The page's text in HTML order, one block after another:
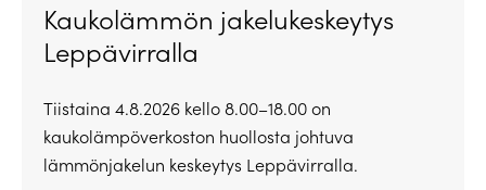
Kaukolämmön jakelukeskeytys
Leppävirralla
Tiistaina 4.8.2026 kello 8.00–18.00 on
kaukolämpöverkoston huollosta johtuva
lämmönjakelun keskeytys Leppävirralla.